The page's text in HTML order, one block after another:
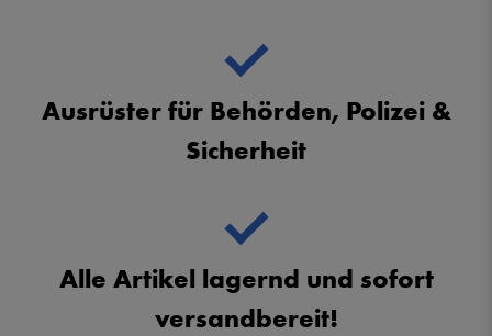
Ausrüster für Behörden, Polizei &
Sicherheit
Alle Artikel lagernd und sofort
versandbereit!